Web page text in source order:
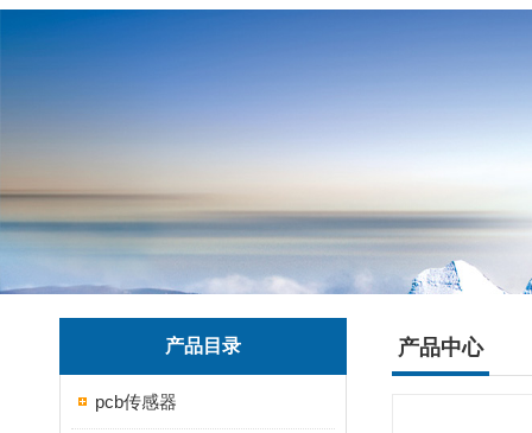
产品目录
pcb传感器
产品中心